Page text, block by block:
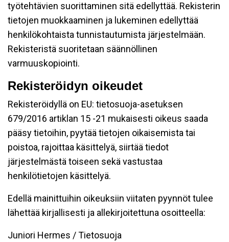
työtehtävien suorittaminen sitä edellyttää. Rekisterin
tietojen muokkaaminen ja lukeminen edellyttää
henkilökohtaista tunnistautumista järjestelmään.
Rekisteristä suoritetaan säännöllinen
varmuuskopiointi.
Rekisteröidyn oikeudet
Rekisteröidyllä on EU: tietosuoja-asetuksen
679/2016 artiklan 15 -21 mukaisesti oikeus saada
pääsy tietoihin, pyytää tietojen oikaisemista tai
poistoa, rajoittaa käsittelyä, siirtää tiedot
järjestelmästä toiseen sekä vastustaa
henkilötietojen käsittelyä.
Edellä mainittuihin oikeuksiin viitaten pyynnöt tulee
lähettää kirjallisesti ja allekirjoitettuna osoitteella:
Juniori Hermes / Tietosuoja